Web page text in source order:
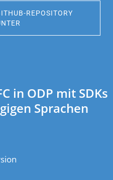
REPOSITORY
in ODP mit SDKs
Sprachen